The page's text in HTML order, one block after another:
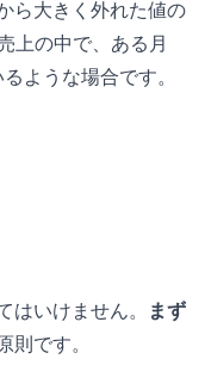
ら大きく外れた値の
上の中で、ある月
ような場合です。
いけません。
まず
則です。